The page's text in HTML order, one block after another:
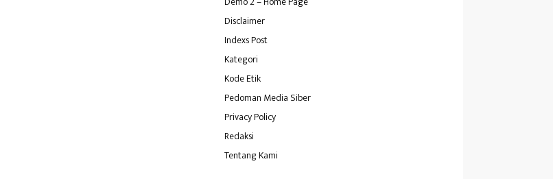
Disclaimer
Indexs Post
Kategori
Kode Etik
Pedoman Media Siber
Privacy Policy
Redaksi
Tentang Kami